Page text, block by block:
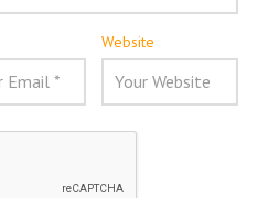
Website